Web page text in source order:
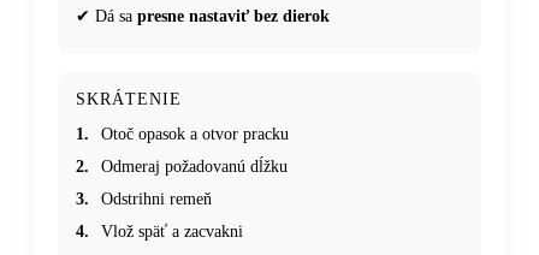
✔ Dá sa presne nastaviť bez dierok
SKRÁTENIE
1.
Otoč opasok a otvor pracku
2.
Odmeraj požadovanú dĺžku
3.
Odstrihni remeň
4.
Vlož späť a zacvakni